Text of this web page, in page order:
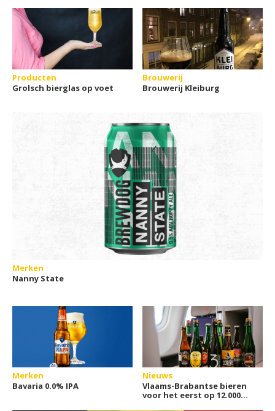
Producten
Grolsch bierglas op voet
Brouwerij
Brouwerij Kleiburg
Merken
Nanny State
Merken
Bavaria 0.0% IPA
Nieuws
Vlaams-Brabantse bieren
voor het eerst op 12.000